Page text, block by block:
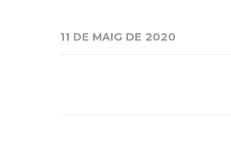
11 DE MAIG DE 2020